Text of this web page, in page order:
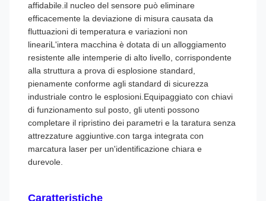
affidabile.il nucleo del sensore può eliminare
efficacemente la deviazione di misura causata da
fluttuazioni di temperatura e variazioni non
lineariL'intera macchina è dotata di un alloggiamento
resistente alle intemperie di alto livello, corrispondente
alla struttura a prova di esplosione standard,
pienamente conforme agli standard di sicurezza
industriale contro le esplosioni.Equipaggiato con chiavi
di funzionamento sul posto, gli utenti possono
completare il ripristino dei parametri e la taratura senza
attrezzature aggiuntive.con targa integrata con
marcatura laser per un'identificazione chiara e
durevole.
Caratteristiche